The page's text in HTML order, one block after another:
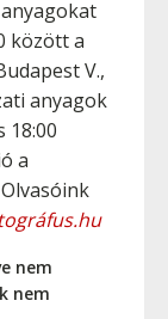
között a
V.,
anyagok
18:00
a
nem
nem